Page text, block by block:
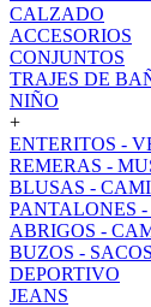
CALZADO
ACCESORIOS
CONJUNTOS
TRAJES DE
NIÑO
+
ENTERITOS -
REMERAS -
BLUSAS -
PANTALONES
ABRIGOS -
BUZOS - SACOS
DEPORTIVO
JEANS